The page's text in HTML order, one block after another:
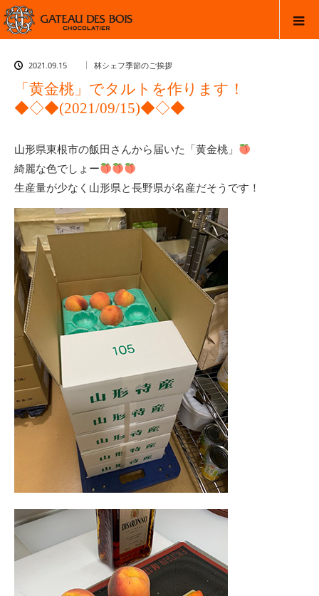
2021.09.15 林シェフ季節のご挨拶
「黄金桃」でタルトを作ります！
◆◇◆(2021/09/15)◆◇◆
山形県東根市の飯田さんから届いた「黄金桃」
綺麗な色でしょー
生産量が少なく山形県と長野県が名産だそうです！